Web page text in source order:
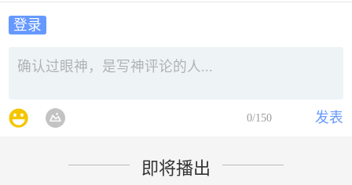
登录
发表
0/150
即将播出